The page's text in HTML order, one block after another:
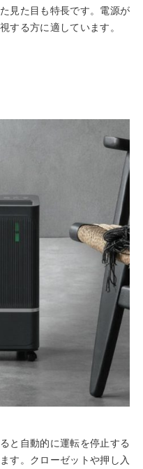
見た目も特長です。電源が
する方に適しています。
と自動的に運転を停止する
す。クローゼットや押し入